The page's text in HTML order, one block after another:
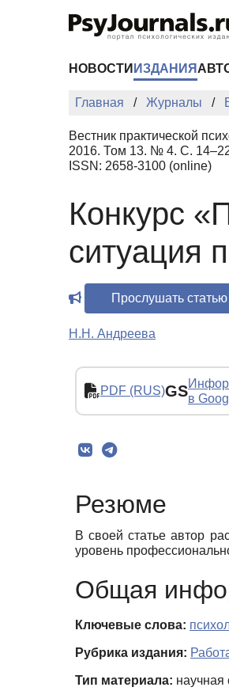
НОВОСТИ ИЗДАНИЯ
Главная Журналы
Вестник практической
2016. Том 13. № 4. С.
ISSN: 2658-3100 (online)
Конкурс
ситуация
Прослушать статью
Н.Н. Андреева
PDF (RUS)GSв
Резюме
В своей статье автор
уровень
Общая
Ключевые слова:
Рубрика издания:
Тип материала: научная